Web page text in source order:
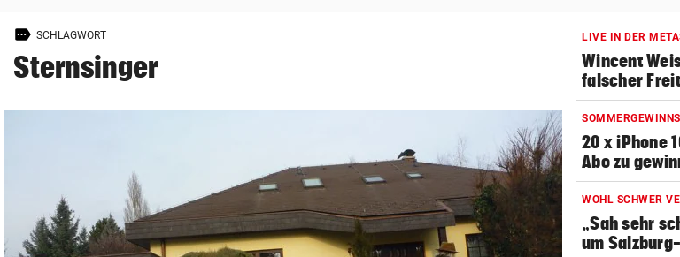
bookmark Merkliste
Suchbegriff
© Krone Multimedia GmbH & Co KG 2026
Muthgasse 2, 1190 Wien
SCHLAGWORT
Sternsinger
LIVE IN DER
Wincent
falscher
20 x iPhone
Abo zu
WOHL SCHWER
„Sah sehr
um